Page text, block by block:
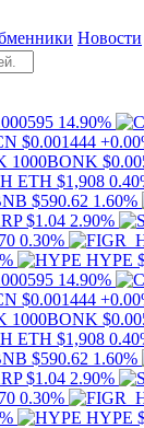
Новости
14.90%
$0.001444
1000BONK
ETH $1,908
$590.62 1.60%
$1.04 2.90%
0.30%
HYPE
14.90%
$0.001444
1000BONK
ETH $1,908
$590.62 1.60%
$1.04 2.90%
0.30%
HYPE